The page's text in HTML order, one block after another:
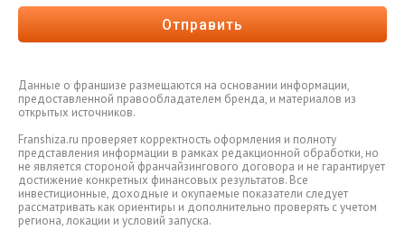
Отправить
Данные о франшизе размещаются на основании информации,
предоставленной правообладателем бренда, и материалов из
открытых источников.
Franshiza.ru проверяет корректность оформления и полноту
представления информации в рамках редакционной обработки, но
не является стороной франчайзингового договора и не гарантирует
достижение конкретных финансовых результатов. Все
инвестиционные, доходные и окупаемые показатели следует
рассматривать как ориентиры и дополнительно проверять с учетом
региона, локации и условий запуска.